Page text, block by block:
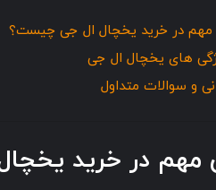
مهم در خرید یخچال ال جی چیست؟
های یخچال ال جی
و سوالات متداول
مهم در خرید